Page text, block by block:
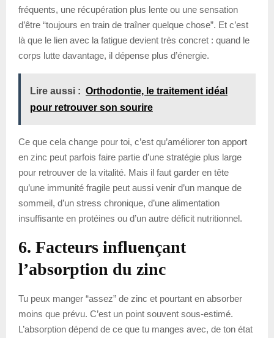
fréquents, une récupération plus lente ou une sensation
d’être “toujours en train de traîner quelque chose”. Et c’est
là que le lien avec la fatigue devient très concret : quand le
corps lutte davantage, il dépense plus d’énergie.
Lire aussi : Orthodontie, le traitement idéal
pour retrouver son sourire
Ce que cela change pour toi, c’est qu’améliorer ton apport
en zinc peut parfois faire partie d’une stratégie plus large
pour retrouver de la vitalité. Mais il faut garder en tête
qu’une immunité fragile peut aussi venir d’un manque de
sommeil, d’un stress chronique, d’une alimentation
insuffisante en protéines ou d’un autre déficit nutritionnel.
6. Facteurs influençant
l’absorption du zinc
Tu peux manger “assez” de zinc et pourtant en absorber
moins que prévu. C’est un point souvent sous-estimé.
L’absorption dépend de ce que tu manges avec, de ton état